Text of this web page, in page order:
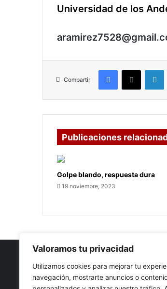
Valoramos tu privacidad
Utilizamos cookies para mejorar tu
navegación, mostrarte anuncios o
Universidad de los
Compartir
Facebook
X
Publicaciones
Golpe blando, respuesta dura
19 noviembre, 2023
Nuestro propósito: Compartir opinión,